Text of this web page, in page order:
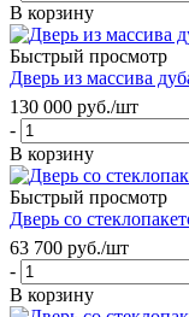
В корзину
Быстрый просмотр
Дверь из массива
130 000 руб./шт
-
В корзину
Быстрый просмотр
Дверь со
63 700 руб./шт
-
В корзину